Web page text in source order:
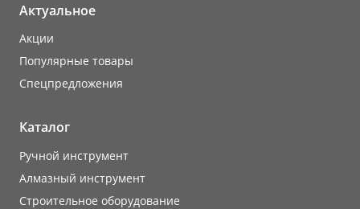
Актуальное
Акции
Популярные товары
Cпецпредложения
Каталог
Ручной инструмент
Алмазный инструмент
Строительное оборудование